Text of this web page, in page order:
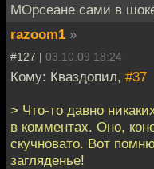
МОрсеане сами в
razoom1 »
#127 | 03.10.09 18:24
Кому: Кваздопил, #37
> Что-то давно
в комментах. Оно,
скучновато. Вот
загляденье!